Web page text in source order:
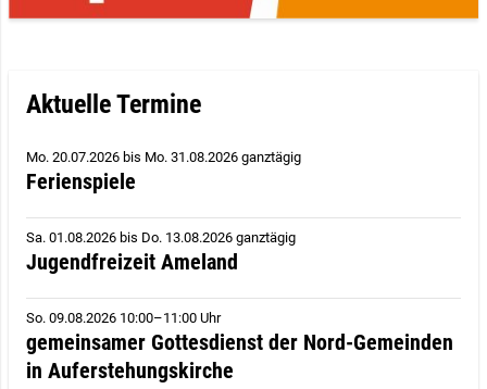
Aktuelle Termine
Mo. 20.07.2026 bis Mo. 31.08.2026 ganztägig
Ferienspiele
Sa. 01.08.2026 bis Do. 13.08.2026 ganztägig
Jugendfreizeit Ameland
So. 09.08.2026 10:00–11:00 Uhr
gemeinsamer Gottesdienst der Nord-Gemeinden
in Auferstehungskirche